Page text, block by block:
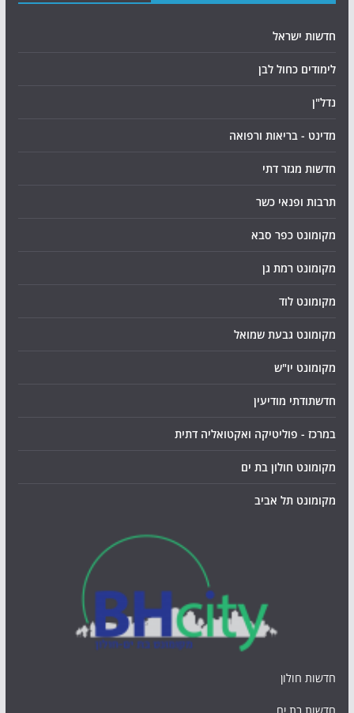
חדשות ישראל
לימודים כחול לבן
נדל"ן
מדינט - בריאות ורפואה
חדשות מגזר דתי
תרבות ופנאי כשר
מקומונט כפר סבא
מקומונט רמת גן
מקומונט לוד
מקומונט גבעת שמואל
מקומונט יו"ש
חדשתודתי מודיעין
במרכז - פוליטיקה ואקטואליה דתית
מקומונט חולון בת ים
מקומונט תל אביב
חדשות חולון